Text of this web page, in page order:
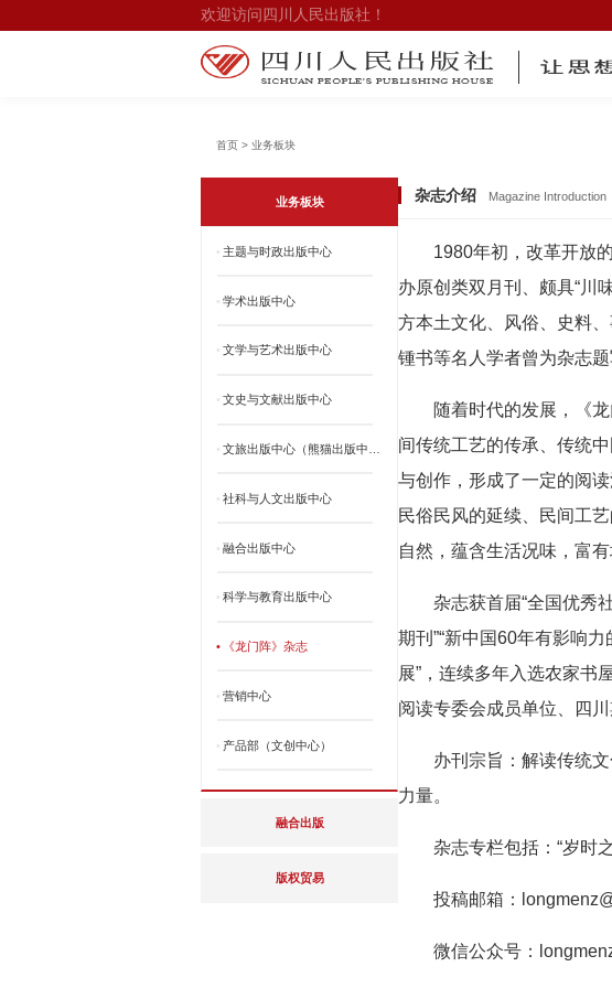
欢迎访问四川人民出版社！
首页 > 业务板块
业务板块
• 主题与时政出版中心
• 学术出版中心
• 文学与艺术出版中心
• 文史与文献出版中心
• 文旅出版中心（熊猫出版中心）
• 社科与人文出版中心
• 融合出版中心
• 科学与教育出版中心
• 《龙门阵》杂志
• 营销中心
• 产品部（文创中心）
融合出版
版权贸易
杂志介绍 Magazine Introduction
1980年初，改革开放
办原创类双月刊、颇具“川
方本土文化、风俗、史料
锺书等名人学者曾为杂志题
随着时代的发展，《
间传统工艺的传承、传统
与创作，形成了一定的阅
民俗民风的延续、民间工
自然，蕴含生活况味，富有
杂志获首届“全国优秀
期刊”“新中国60年有影响
展”，连续多年入选农家书
阅读专委会成员单位、四川
办刊宗旨：解读传统
力量。
杂志专栏包括：“岁时之
投稿邮箱：
微信公众号：